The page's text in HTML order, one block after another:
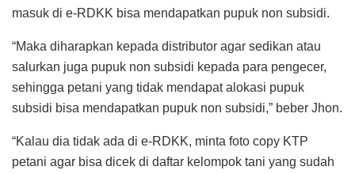
masuk di e-RDKK bisa mendapatkan pupuk non subsidi.
“Maka diharapkan kepada distributor agar sedikan atau
salurkan juga pupuk non subsidi kepada para pengecer,
sehingga petani yang tidak mendapat alokasi pupuk
subsidi bisa mendapatkan pupuk non subsidi,” beber Jhon.
“Kalau dia tidak ada di e-RDKK, minta foto copy KTP
petani agar bisa dicek di daftar kelompok tani yang sudah